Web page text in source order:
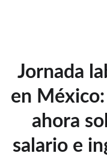
Jornada
en México:
ahora
salario e